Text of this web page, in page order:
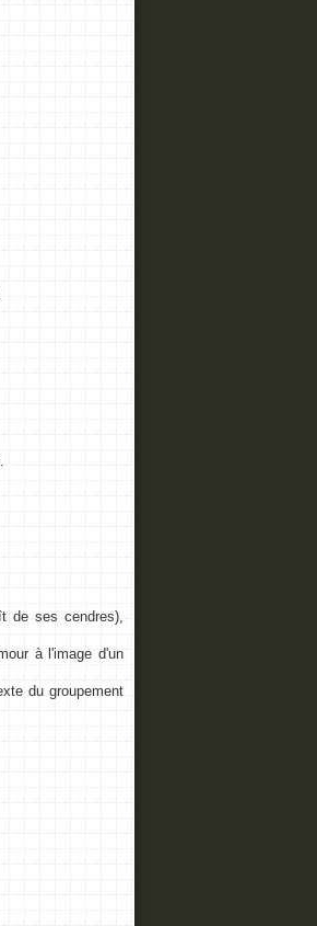
de ses cendres),
à l'image d'un
du groupement